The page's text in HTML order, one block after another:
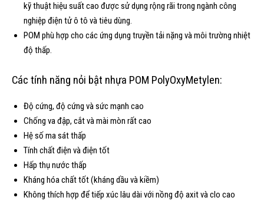
kỹ thuật hiệu suất cao được sử dụng rộng rãi trong ngành công
nghiệp điện tử ô tô và tiêu dùng.
POM phù hợp cho các ứng dụng truyền tải nặng và môi trường nhiệt
độ thấp.
Các tính năng nỏi bật nhựa POM PolyOxyMetylen:
Độ cứng, độ cứng và sức mạnh cao
Chống va đập, cắt và mài mòn rất cao
Hệ số ma sát thấp
Tính chất điện và điện tốt
Hấp thụ nước thấp
Kháng hóa chất tốt (kháng dầu và kiềm)
Không thích hợp để tiếp xúc lâu dài với nồng độ axit và clo cao